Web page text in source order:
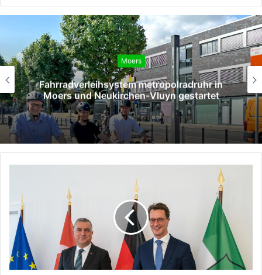
in
Moers
SPD Moers verleiht Willy-
an Hans Gerd Rötters